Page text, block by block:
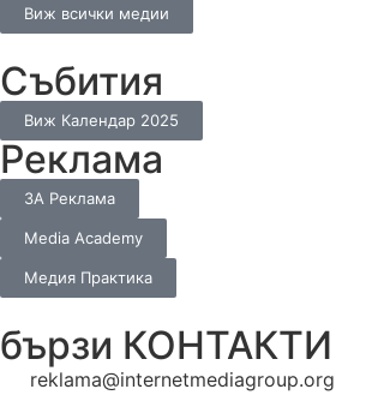
Виж всички медии
Събития
Виж Календар 2025
Реклама
ЗА Реклама
Media Academy
Медия Практика
бързи КОНТАКТИ
reklama@internetmediagroup.org